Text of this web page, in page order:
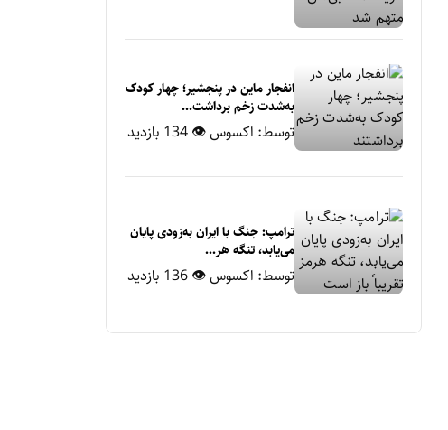
انفجار ماین در پنجشیر؛ چهار کودک
به‌شدت زخم برداشت...
توسط: اکسوس👁 134 بازدید
ترامپ: جنگ با ایران به‌زودی پایان
می‌یابد، تنگه هر...
توسط: اکسوس👁 136 بازدید